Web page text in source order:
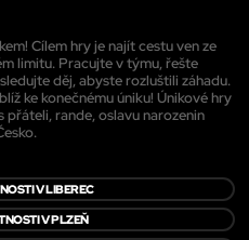
Cílem hry je najít cestu ven ze
limitu. Pracujte v týmu, řešte
děj, abyste rozluštili záhadu.
ke konečnému úniku! Únikové hry
přáteli, rande, oslavu narozenin
V LIBEREC
V PLZEŇ